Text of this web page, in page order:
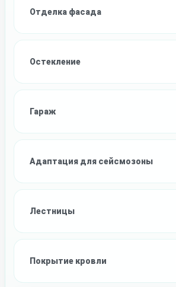
Отделка фасада
Остекление
Гараж
Адаптация для сейсмозоны
Лестницы
Покрытие кровли